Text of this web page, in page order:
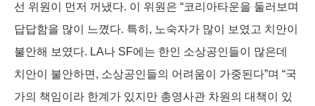
선 위원이 먼저 꺼냈다. 이 위원은 “코리아타운을 둘러보며
답답함을 많이 느꼈다. 특히, 노숙자가 많이 보였고 치안이
불안해 보였다. LA나 SF에는 한인 소상공인들이 많은데
치안이 불안하면, 소상공인들의 어려움이 가중된다”며 “국
가의 책임이라 한계가 있지만 총영사관 차원의 대책이 있